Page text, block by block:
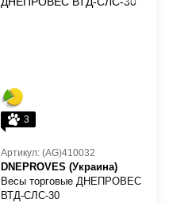
3
Артикул: (AG)410032
DNEPROVES (Украина)
Весы торговые ДНЕПРОВЕС
ВТД-СЛС-30